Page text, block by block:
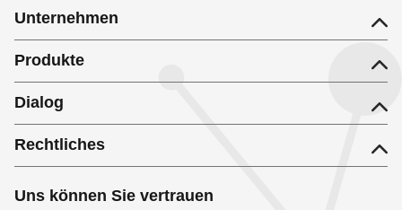
Unternehmen
Produkte
Dialog
Rechtliches
Uns können Sie vertrauen